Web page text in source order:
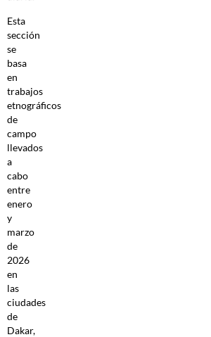
Esta
sección
se
basa
en
trabajos
etnográficos
de
campo
llevados
a
cabo
entre
enero
y
marzo
de
2026
en
las
ciudades
de
Dakar,